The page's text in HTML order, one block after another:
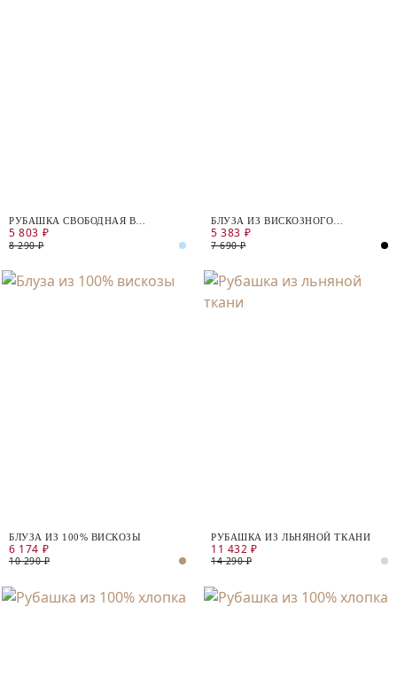
РУБАШКА СВОБОДНАЯ В
ПОЛОСКУ
5 803 ₽
8 290 ₽
БЛУЗА ИЗ ВИСКОЗНОГО
ТРИКОТАЖА
5 383 ₽
7 690 ₽
БЛУЗА ИЗ 100% ВИСКОЗЫ
6 174 ₽
10 290 ₽
РУБАШКА ИЗ ЛЬНЯНОЙ ТКАНИ
11 432 ₽
14 290 ₽